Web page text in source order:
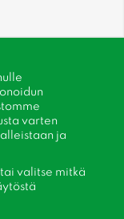
varten
​​ja
valitse mitkä